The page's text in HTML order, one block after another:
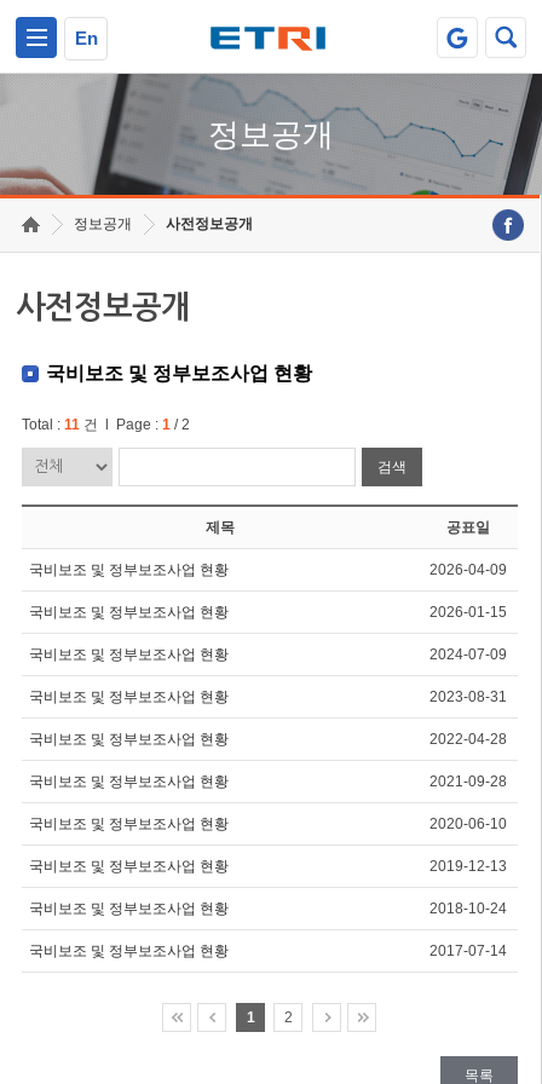
En
정보공개
정보공개 사전정보공개
사전정보공개
국비보조 및 정부보조사업 현황
Total : 11건 l Page : 1/ 2
검색
제목 공표일
국비보조 및 정부보조사업 현황 2026-04-09
국비보조 및 정부보조사업 현황 2026-01-15
국비보조 및 정부보조사업 현황 2024-07-09
국비보조 및 정부보조사업 현황 2023-08-31
국비보조 및 정부보조사업 현황 2022-04-28
국비보조 및 정부보조사업 현황 2021-09-28
국비보조 및 정부보조사업 현황 2020-06-10
국비보조 및 정부보조사업 현황 2019-12-13
국비보조 및 정부보조사업 현황 2018-10-24
국비보조 및 정부보조사업 현황 2017-07-14
1 2
목록